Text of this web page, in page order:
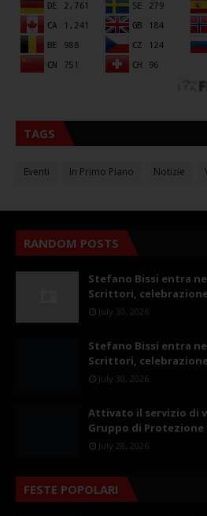
TAGS
Eventi In Primo Piano Notizie
RANDOM POSTS
Stefano Bissi entra
Scrittori, celebrazione
July 30, 2026
Stefano Bissi entra
Scrittori,
July 30, 2026
Attivato il servizio di
Gruppo di Protezione
July 28, 2026
FESTE POPOLARI